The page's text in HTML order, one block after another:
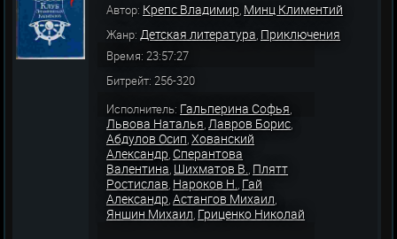
Автор: Крепс Владимир, Минц Климентий
Жанр:Детская литература, Приключения
Время: 23:57:27
Битрейт: 256-320
Исполнитель: Гальперина Софья,
Львова Наталья,Лавров Борис,
Абдулов Осип,Хованский
Александр,Сперантова
Валентина, Шихматов В., Плятт
Ростислав, Нароков Н., Гай
Александр,Астангов Михаил,
Яншин Михаил, Гриценко Николай